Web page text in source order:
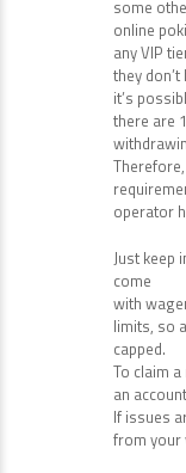
some
online
any VIP
they
it’s
there are
operator
Just keep
come
with
limits, so
capped.
To claim
an
If issues
from your